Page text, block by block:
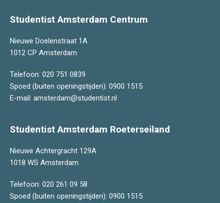
Studentist Amsterdam Centrum
Nieuwe Doelenstraat 1A
1012 CP Amsterdam
Telefoon: 020 751 0839
Spoed (buiten openingstijden): 0900 1515
E-mail: amsterdam@studentist.nl
Studentist Amsterdam Roeterseiland
Nieuwe Achtergracht 129A
1018 WS Amsterdam
Telefoon: 020 261 09 58
Spoed (buiten openingstijden): 0900 1515